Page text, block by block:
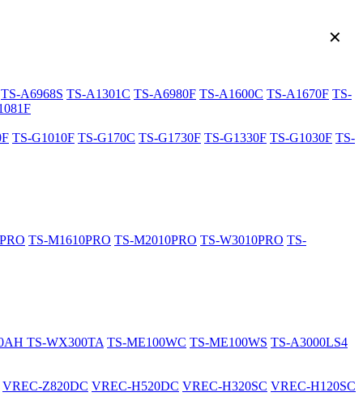
TS-A6968S TS-A1301C TS-A6980F TS-A1600C TS-A1670F TS-
TS-G1010F TS-G170C TS-G1730F TS-G1330F TS-G1030F TS-
TS-M1610PRO TS-M2010PRO TS-W3010PRO TS-
TS-WX300TA TS-ME100WC TS-ME100WS TS-A3000LS4
VREC-Z820DC VREC-H520DC VREC-H320SC VREC-H120SC
✕